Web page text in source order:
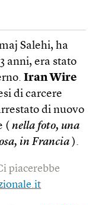
Salehi, ha
anni, era stato
Iran Wire
di carcere
di nuovo
(nella foto, una
in Francia ).
piacerebbe